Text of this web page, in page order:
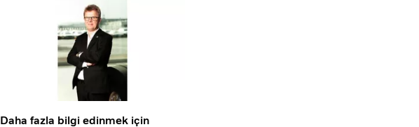
Daha fazla bilgi edinmek için